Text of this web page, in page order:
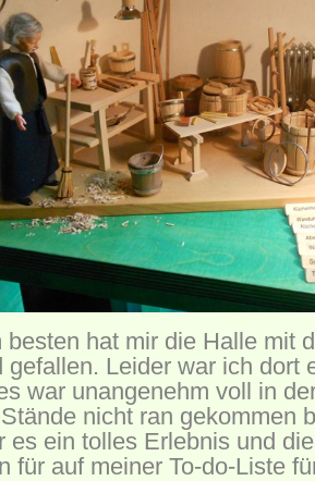
besten hat mir die Halle mit
gefallen. Leider war ich dort
war unangenehm voll in
nicht ran gekommen
es ein tolles Erlebnis und
für auf meiner To-do-Liste